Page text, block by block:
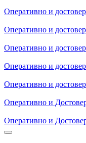
Оперативно и
Оперативно и
Оперативно и
Оперативно и
Оперативно и
Оперативно и
Оперативно и